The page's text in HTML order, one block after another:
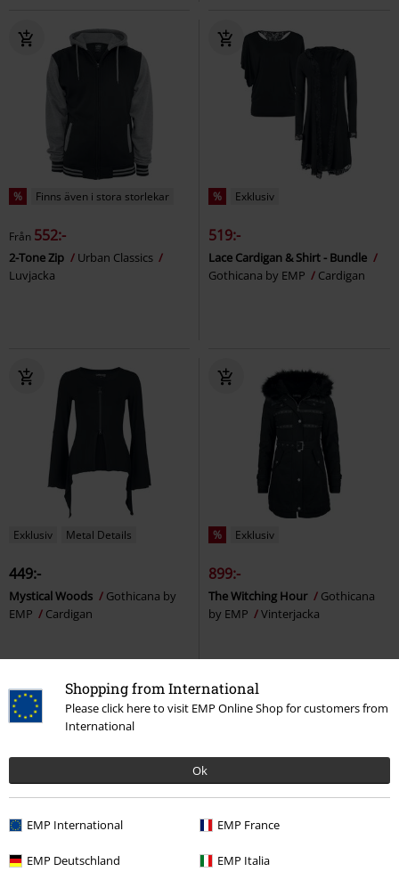
Shopping from International
Please click here to visit EMP Online Shop for customers from
International
Ok
EMP International EMP France
EMP Deutschland EMP Italia
% Finns även i stora storlekar
Från 552:-
2-Tone Zip
Urban Classics
Luvjacka
% Exklusiv
519:-
Lace Cardigan & Shirt - Bundle
Gothicana by EMP
Cardigan
Exklusiv Metal Details
449:-
Mystical Woods
Gothicana by
EMP
Cardigan
% Exklusiv
899:-
The Witching Hour
Gothicana
by EMP
Vinterjacka